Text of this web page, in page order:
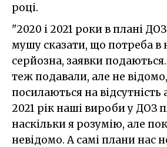
році.
"2020 і 2021 роки в плані
мушу сказати, що потреба в
серйозна, заявки
теж подавали, але не
посилаються на відсутність
2021 рік наші вироби у ДОЗ
наскільки я розумію, але
невідомо. А самі плани нас